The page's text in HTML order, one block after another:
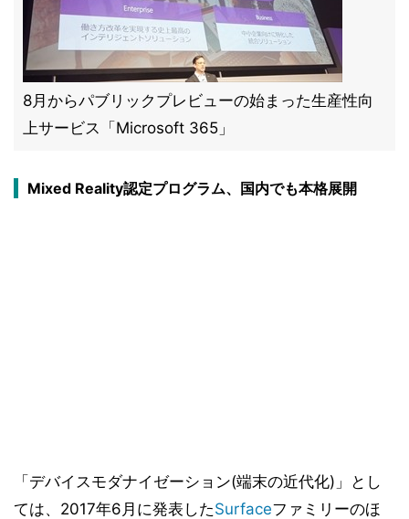
8月からパブリックプレビューの始まった生産性向
上サービス「Microsoft 365」
Mixed Reality認定プログラム、国内でも本格展開
「デバイスモダナイゼーション(端末の近代化)」とし
ては、2017年6月に発表したSurfaceファミリーのほ